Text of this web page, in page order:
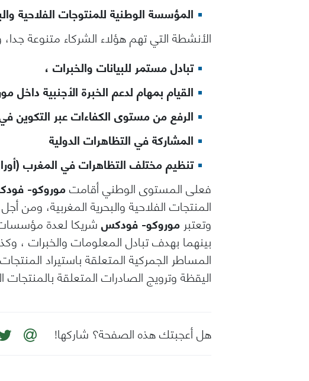
المؤسسة الوطنية للمنتوجات الفلاحية
الأنشطة التي تهم هؤلاء الشركاء متنوعة
تبادل مستمر للبيانات والخبرات ،
القيام بمهام لدعم الخبرة الأجنبية
الرفع من مستوى الكفاءات عبر التكوين
المشاركة في التظاهرات الدولية
تنظيم مختلف التظاهرات في المغرب
فعلى المستوى الوطني أقامتموروكو-
المنتجات الفلاحية والبحرية المغربية، ومن
وتعتبرموروكو- فودكسشريكا لعدة مؤسسات
بينهما بهدف تبادل المعلومات والخبرات ،
المساطر الجمركية المتعلقة باستيراد
اليقظة وترويج الصادرات المتعلقة بالمنتجات
هل أعجبتك هذه الصفحة؟ شاركها!